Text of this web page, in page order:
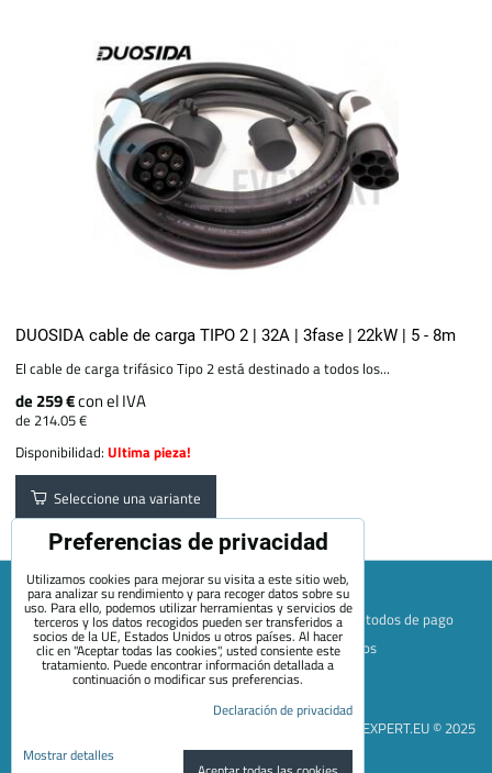
DUOSIDA cable de carga TIPO 2 | 32A | 3fase | 22kW | 5 - 8m
El cable de carga trifásico Tipo 2 está destinado a todos los...
de 259 €con el IVA
de 214.05 €
Disponibilidad:Ultima pieza!
Seleccione una variante
Mapa de la página web Términos y condiciones
Métodos de pago
Envío y devolución
+420 722 689 252
Quiénes somos
Contacto
Blog
Declaración de privacidad
EVEXPERT.EU © 2025
Preferencias de privacidad
Utilizamos cookies para mejorar su visita a este sitio web,
para analizar su rendimiento y para recoger datos sobre su
uso. Para ello, podemos utilizar herramientas y servicios de
terceros y los datos recogidos pueden ser transferidos a
socios de la UE, Estados Unidos u otros países. Al hacer
clic en "Aceptar todas las cookies", usted consiente este
tratamiento. Puede encontrar información detallada a
continuación o modificar sus preferencias.
Declaración de privacidad
Mostrar detalles